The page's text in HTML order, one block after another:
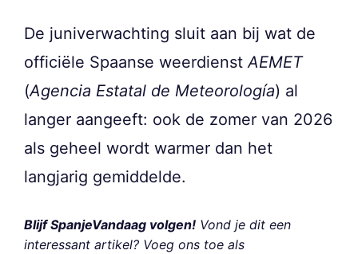
De juniverwachting sluit aan bij wat de
officiële Spaanse weerdienstAEMET
(Agencia Estatal de Meteorología) al
langer aangeeft: ook de zomer van 2026
als geheel wordt warmer dan het
langjarig gemiddelde.
Blijf SpanjeVandaag volgen! Vond je dit een
interessant artikel? Voeg ons toe als